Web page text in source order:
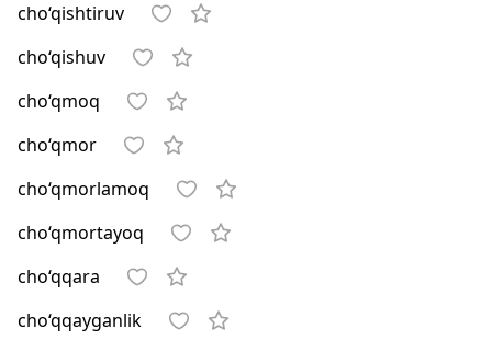
cho‘qishtiruv
cho‘qishuv
cho‘qmoq
cho‘qmor
cho‘qmorlamoq
cho‘qmortayoq
cho‘qqara
cho‘qqayganlik